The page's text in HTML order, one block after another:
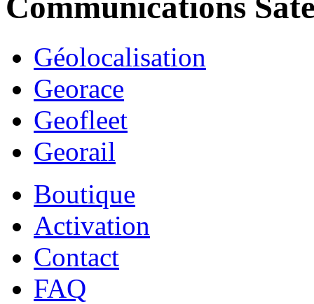
Communications
Géolocalisation
Georace
Geofleet
Georail
Boutique
Activation
Contact
FAQ